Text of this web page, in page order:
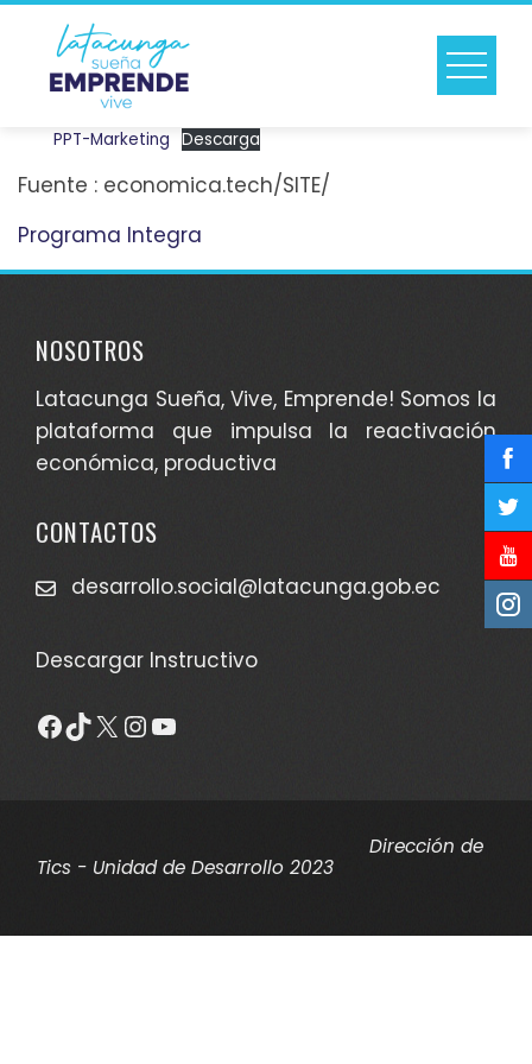
Skip
content
PPT-Marketing Descarga
Fuente : economica.tech/SITE/
Programa Integra
NOSOTROS
Latacunga Sueña, Vive, Emprende! Somos la
plataforma que impulsa la reactivación
económica, productiva
CONTACTOS
desarrollo.social@latacunga.gob.ec
Descargar Instructivo
Facebook
TikTok
X Instagram
YouTube